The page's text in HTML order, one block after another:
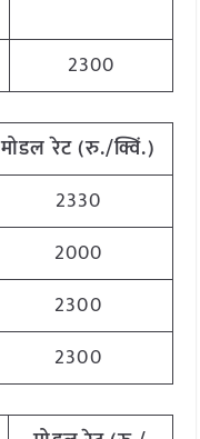
2300
मोडल रेट(रु./क्विं.)
2330
2000
2300
2300